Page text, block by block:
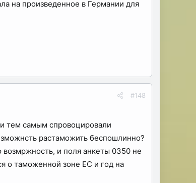
на произведенное в Германии для
#148
тем самым спровоцировали
растаможить беспошлинно?
возмржность, и поля анкеты 0350 не
о таможенной зоне ЕС и год на